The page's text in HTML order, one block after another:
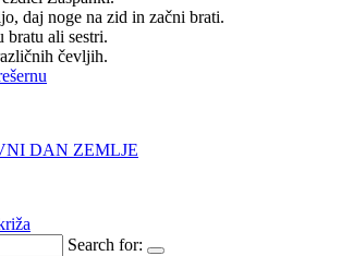
daj noge na zid in začni brati.
bratu ali sestri.
čevljih.
DAN ZEMLJE
Search for: